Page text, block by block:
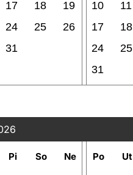
17 18
19
24 25
26
31
10
11
17
18
24
25
31
Pi So Ne Po Ut